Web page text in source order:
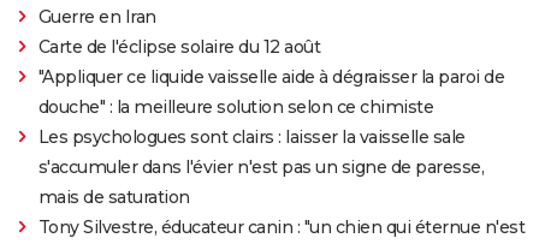
Guerre en Iran
Carte de l'éclipse solaire du 12 août
"Appliquer ce liquide vaisselle aide à dégraisser la paroi de
douche" : la meilleure solution selon ce chimiste
Les psychologues sont clairs : laisser la vaisselle sale
s'accumuler dans l'évier n'est pas un signe de paresse,
mais de saturation
Tony Silvestre, éducateur canin : "un chien qui éternue n'est